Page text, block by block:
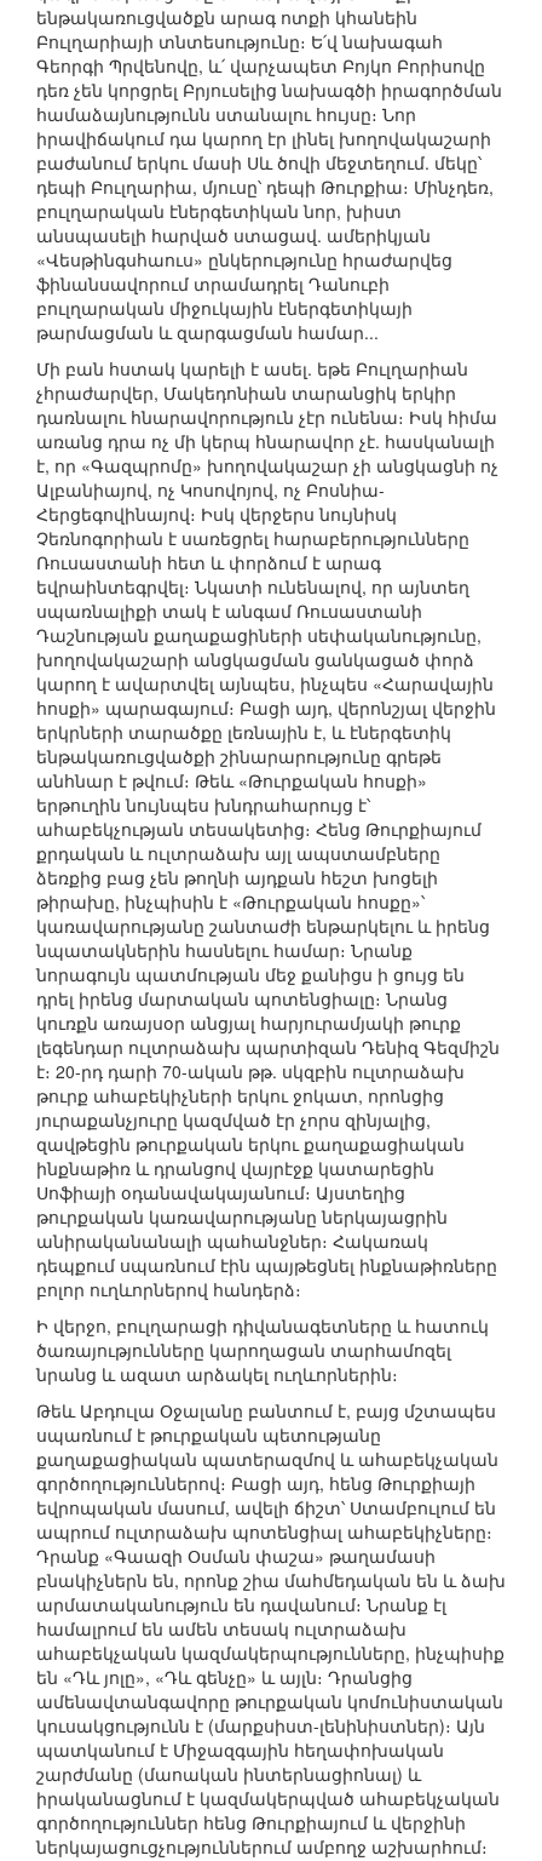
ենթակառուցվածքն արագ ոտքի կհանեին
Բուլղարիայի տնտեսությունը։ Ե՛վ նախագահ
Գեորգի Պրվենովը, և՛ վարչապետ Բոյկո Բորիսովը
դեռ չեն կորցրել Բրյուսելից նախագծի իրագործման
համաձայնությունն ստանալու հույսը։ Նոր
իրավիճակում դա կարող էր լինել խողովակաշարի
բաժանում երկու մասի Սև ծովի մեջտեղում. մեկը՝
դեպի Բուլղարիա, մյուսը՝ դեպի Թուրքիա։ Մինչդեռ,
բուլղարական էներգետիկան նոր, խիստ
անսպասելի հարված ստացավ. ամերիկյան
«Վեսթինգսհաուս» ընկերությունը հրաժարվեց
ֆինանսավորում տրամադրել Դանուբի
բուլղարական միջուկային էներգետիկայի
թարմացման և զարգացման համար...
Մի բան հստակ կարելի է ասել. եթե Բուլղարիան
չհրաժարվեր, Մակեդոնիան տարանցիկ երկիր
դառնալու հնարավորություն չէր ունենա։ Իսկ հիմա
առանց դրա ոչ մի կերպ հնարավոր չէ. հասկանալի
է, որ «Գազպրոմը» խողովակաշար չի անցկացնի ոչ
Ալբանիայով, ոչ Կոսովոյով, ոչ Բոսնիա-
Հերցեգովինայով։ Իսկ վերջերս նույնիսկ
Չեռնոգորիան է սառեցրել հարաբերությունները
Ռուսաստանի հետ և փորձում է արագ
եվրաինտեգրվել։ Նկատի ունենալով, որ այնտեղ
սպառնալիքի տակ է անգամ Ռուսաստանի
Դաշնության քաղաքացիների սեփականությունը,
խողովակաշարի անցկացման ցանկացած փորձ
կարող է ավարտվել այնպես, ինչպես «Հարավային
հոսքի» պարագայում։ Բացի այդ, վերոնշյալ վերջին
երկրների տարածքը լեռնային է, և էներգետիկ
ենթակառուցվածքի շինարարությունը գրեթե
անհնար է թվում։ Թեև «Թուրքական հոսքի»
երթուղին նույնպես խնդրահարույց է՝
ահաբեկչության տեսակետից։ Հենց Թուրքիայում
քրդական և ուլտրաձախ այլ ապստամբները
ձեռքից բաց չեն թողնի այդքան հեշտ խոցելի
թիրախը, ինչպիսին է «Թուրքական հոսքը»՝
կառավարությանը շանտաժի ենթարկելու և իրենց
նպատակներին հասնելու համար։ Նրանք
նորագույն պատմության մեջ քանիցս ի ցույց են
դրել իրենց մարտական պոտենցիալը։ Նրանց
կուռքն առայսօր անցյալ հարյուրամյակի թուրք
լեգենդար ուլտրաձախ պարտիզան Դենիզ Գեզմիշն
է։ 20-րդ դարի 70-ական թթ. սկզբին ուլտրաձախ
թուրք ահաբեկիչների երկու ջոկատ, որոնցից
յուրաքանչյուրը կազմված էր չորս զինյալից,
զավթեցին թուրքական երկու քաղաքացիական
ինքնաթիռ և դրանցով վայրէջք կատարեցին
Սոֆիայի օդանավակայանում։ Այստեղից
թուրքական կառավարությանը ներկայացրին
անիրականանալի պահանջներ։ Հակառակ
դեպքում սպառնում էին պայթեցնել ինքնաթիռները
բոլոր ուղևորներով հանդերձ։
Ի վերջո, բուլղարացի դիվանագետները և հատուկ
ծառայությունները կարողացան տարհամոզել
նրանց և ազատ արձակել ուղևորներին։
Թեև Աբդուլա Օջալանը բանտում է, բայց մշտապես
սպառնում է թուրքական պետությանը
քաղաքացիական պատերազմով և ահաբեկչական
գործողություններով։ Բացի այդ, հենց Թուրքիայի
եվրոպական մասում, ավելի ճիշտ՝ Ստամբուլում են
ապրում ուլտրաձախ պոտենցիալ ահաբեկիչները։
Դրանք «Գաազի Օսման փաշա» թաղամասի
բնակիչներն են, որոնք շիա մահմեդական են և ձախ
արմատականություն են դավանում։ Նրանք էլ
համալրում են ամեն տեսակ ուլտրաձախ
ահաբեկչական կազմակերպությունները, ինչպիսիք
են «Դև յոլը», «Դև գենչը» և այլն։ Դրանցից
ամենավտանգավորը թուրքական կոմունիստական
կուսակցությունն է (մարքսիստ-լենինիստներ)։ Այն
պատկանում է Միջազգային հեղափոխական
շարժմանը (մաոական ինտերնացիոնալ) և
իրականացնում է կազմակերպված ահաբեկչական
գործողություններ հենց Թուրքիայում և վերջինի
ներկայացուցչություններում ամբողջ աշխարհում։